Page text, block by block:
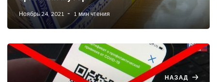
Ноябрь 24, 2021 1 мин чтения
НАЗАД